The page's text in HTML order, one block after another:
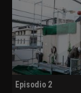
Episodio 2